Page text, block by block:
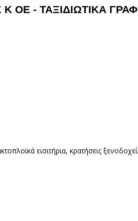
ΟΕ - ΤΑΞΙΔΙΩΤΙΚΑ
εισιτήρια, κρατήσεις